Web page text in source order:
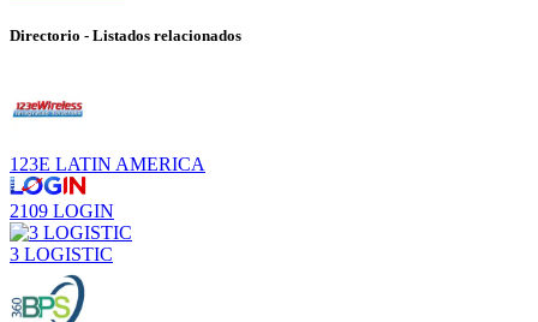
Directorio - Listados relacionados
123E LATIN AMERICA
2109 LOGIN
3 LOGISTIC